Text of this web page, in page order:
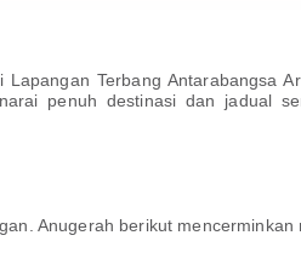
Terbang Antarabangsa
penuh destinasi dan jadual
Anugerah berikut mencerminkan